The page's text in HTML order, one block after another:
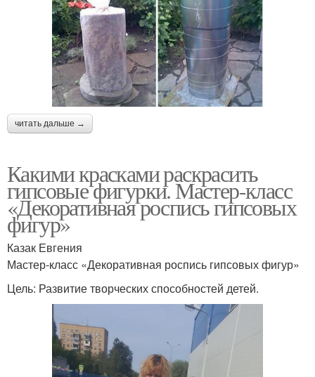
читать дальше →
Какими красками раскрасить
гипсовые фигурки. Мастер-класс
«Декоративная роспись гипсовых
фигур»
Казак Евгения
Мастер-класс «Декоративная роспись гипсовых фигур»
Цель: Развитие творческих способностей детей.